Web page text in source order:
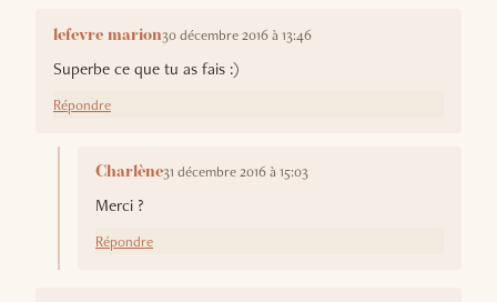
lefevre marion30 décembre 2016 à 13:46
Superbe ce que tu as fais :)
Répondre
Charlène31 décembre 2016 à 15:03
Merci ?
Répondre